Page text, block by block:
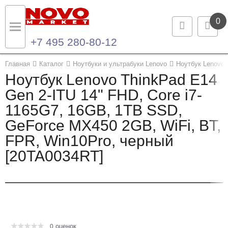
0
+7 495 280-80-12
Главная Каталог Ноутбуки и ультрабуки Lenovo Ноутбук
Ноутбук Lenovo ThinkPad E14
Gen 2-ITU 14" FHD, Core i7-
1165G7, 16GB, 1TB SSD,
GeForce MX450 2GB, WiFi, BT,
FPR, Win10Pro, черный
[20TA0034RT]
0 оценок
Назад
Каталог продукции
Ноутбуки и ультрабуки
Компьютеры
Моноблоки
Назад
Контакты
Контактная информация